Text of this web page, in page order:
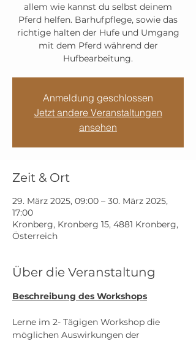
allem wie kannst du selbst deinem
Pferd helfen. Barhufpflege, sowie das
richtige halten der Hufe und Umgang
mit dem Pferd während der
Hufbearbeitung.
Anmeldung geschlossen
Jetzt andere Veranstaltungen
ansehen
Zeit & Ort
29. März 2025, 09:00 – 30. März 2025,
17:00
Kronberg, Kronberg 15, 4881 Kronberg,
Österreich
Über die Veranstaltung
Beschreibung des Workshops
Lerne im 2- Tägigen Workshop die
möglichen Auswirkungen der